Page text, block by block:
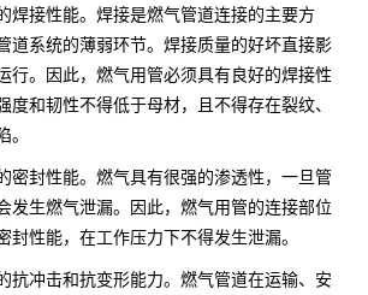
焊接性能。焊接是燃气管道连接的主要方
道系统的薄弱环节。焊接质量的好坏直接影
行。因此，燃气用管必须具有良好的焊接性
度和韧性不得低于母材，且不得存在裂纹、
密封性能。燃气具有很强的渗透性，一旦管
发生燃气泄漏。因此，燃气用管的连接部位
封性能，在工作压力下不得发生泄漏。
抗冲击和抗变形能力。燃气管道在运输、安